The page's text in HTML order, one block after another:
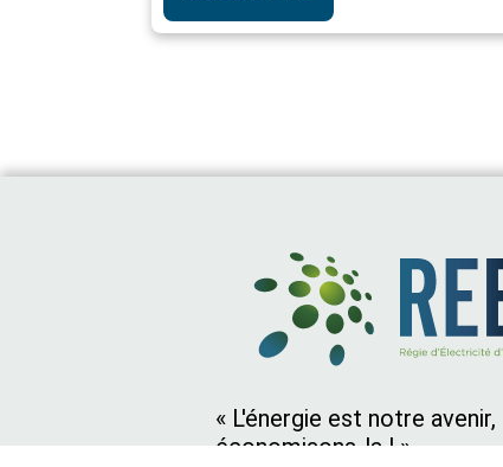
« L'énergie est notre avenir,
économisons-la ! »